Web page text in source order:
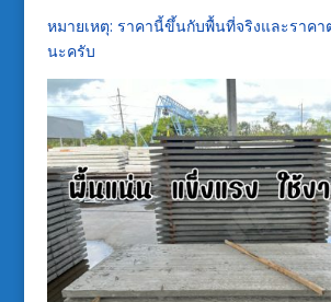
หมายเหตุ: ราคานี้ขึ้นกับพื้นที่จริงและราคา
นะครับ